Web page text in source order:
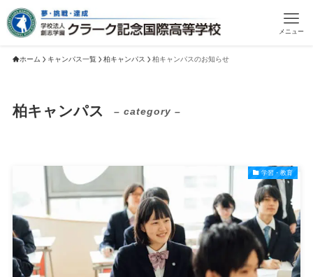
メニュー
ホーム キャンパス一覧 柏キャンパス 柏キャンパスのお知らせ
柏キャンパス – category –
学習・教育